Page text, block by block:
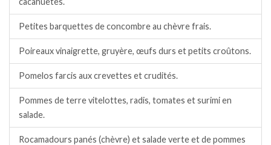
Petites barquettes de concombre au chèvre frais.
Poireaux vinaigrette, gruyère, œufs durs et petits croûtons.
Pomelos farcis aux crevettes et crudités.
Pommes de terre vitelottes, radis, tomates et surimi en
salade.
Rocamadours panés (chèvre) et salade verte et de pommes